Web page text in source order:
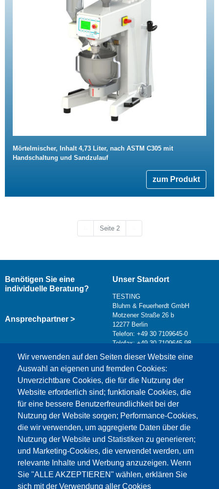
Mörtelmischer, Inhalt 4,73 Liter, nach ASTM C305 mit
Handschaltung und Sandzulauf
zum Produkt
Vorherige Seite
Seite 2
Wir verwenden auf den Seiten dieser Website eine
Auswahl an eigenen und fremden Cookies:
Unverzichtbare Cookies, die für die Nutzung der
Website erforderlich sind; funktionale Cookies, die
für eine bessere Benutzerfreundlichkeit bei der
Nutzung der Website sorgen; Performance-Cookies,
die wir verwenden, um aggregierte Daten über die
Nutzung der Website und Statistiken zu generieren;
und Marketing-Cookies, die verwendet werden, um
relevante Inhalte und Werbung anzuzeigen. Wenn
Sie "ALLE AKZEPTIEREN" wählen, erklären Sie
sich mit der Verwendung aller Cookies
Benötigen Sie eine
individuelle Beratung?
Ansprechpartner >
Unser Standort
TESTING
Bluhm & Feuerherdt GmbH
Motzener Straße 26 b
12277 Berlin
Telefon: +49 30 7109645-0
Telefax: +49 30 7109645-98
info@testing.de
Dieser Inhalt ist blockiert, da die Google Maps
Cookies nicht akzeptiert wurden.
NUR DIE GOOGLE MAPS COOKIES
AKZEPTIEREN.